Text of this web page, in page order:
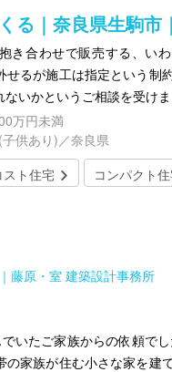
る｜奈良県生駒市
き合わせで販売する、い
せるが施工は指定という制
いかというご相談を受けま
万円未満
供あり)／奈良県
スト住宅
コンパクト
藤原・室 建築設計事務所
いたご家族からの依頼で
の家族が住む小さな家を建